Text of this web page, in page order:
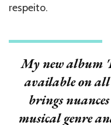
respeito.
My new album
available on
brings
musical genre